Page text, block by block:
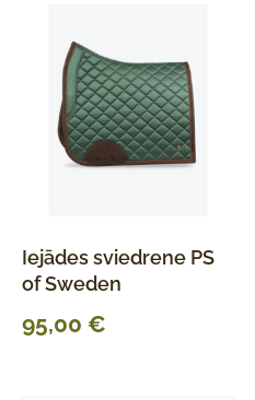
Iejādes sviedrene PS
of Sweden
95,00 €